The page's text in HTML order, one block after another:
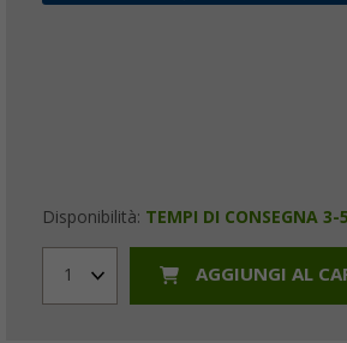
Disponibilità: TEMPI DI CONSEGNA 3-
1 AGGIUNGI AL